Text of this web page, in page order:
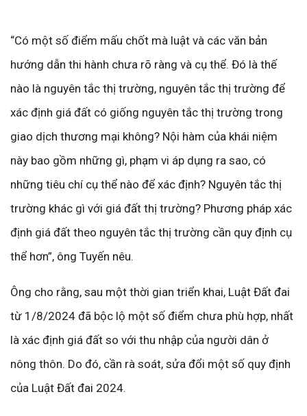
“Có một số điểm mấu chốt mà luật và các văn bản
hướng dẫn thi hành chưa rõ ràng và cụ thể. Đó là thế
nào là nguyên tắc thị trường, nguyên tắc thị trường để
xác định giá đất có giống nguyên tắc thị trường trong
giao dịch thương mại không? Nội hàm của khái niệm
này bao gồm những gì, phạm vi áp dụng ra sao, có
những tiêu chí cụ thể nào để xác định? Nguyên tắc thị
trường khác gì với giá đất thị trường? Phương pháp xác
định giá đất theo nguyên tắc thị trường cần quy định cụ
thể hơn”, ông Tuyến nêu.
Ông cho rằng, sau một thời gian triển khai, Luật Đất đai
từ 1/8/2024 đã bộc lộ một số điểm chưa phù hợp, nhất
là xác định giá đất so với thu nhập của người dân ở
nông thôn. Do đó, cần rà soát, sửa đổi một số quy định
của Luật Đất đai 2024.